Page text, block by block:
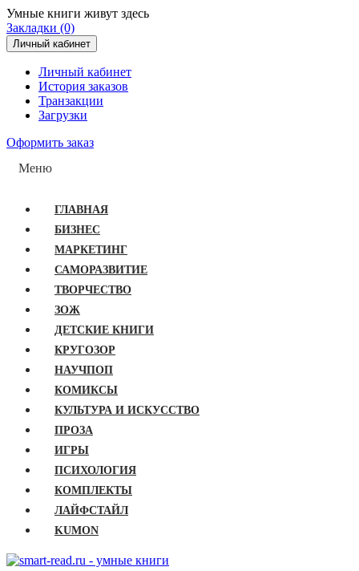
Умные книги живут здесь
Закладки (0)
Личный кабинет
Личный кабинет
История заказов
Транзакции
Загрузки
Оформить заказ
Меню
ГЛАВНАЯ
БИЗНЕС
МАРКЕТИНГ
САМОРАЗВИТИЕ
ТВОРЧЕСТВО
ЗОЖ
ДЕТСКИЕ КНИГИ
КРУГОЗОР
НАУЧПОП
КОМИКСЫ
КУЛЬТУРА И ИСКУССТВО
ПРОЗА
ИГРЫ
ПСИХОЛОГИЯ
КОМПЛЕКТЫ
ЛАЙФСТАЙЛ
KUMON